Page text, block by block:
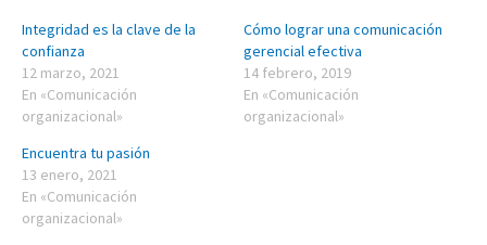
Integridad es la clave de la
confianza
12 marzo, 2021
En «Comunicación
organizacional»
Cómo lograr una comunicación
gerencial efectiva
14 febrero, 2019
En «Comunicación
organizacional»
Encuentra tu pasión
13 enero, 2021
En «Comunicación
organizacional»